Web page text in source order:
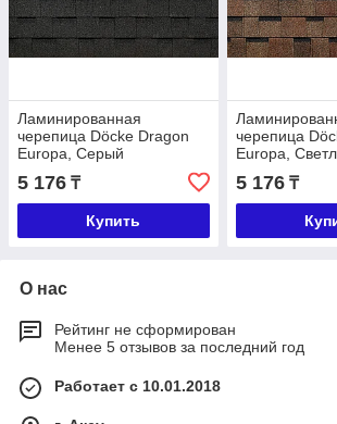
Ламинированная
черепица Döcke Dragon
Europa, Серый
5 176 ₸
Купить
черепица
Europa,
коричневый
5 176₸
О нас
Рейтинг не сформирован
Менее 5 отзывов за последний год
Работает с 10.01.2018